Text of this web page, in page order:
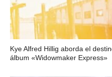
Kye Alfred Hillig aborda el
álbum «Widowmaker Express»